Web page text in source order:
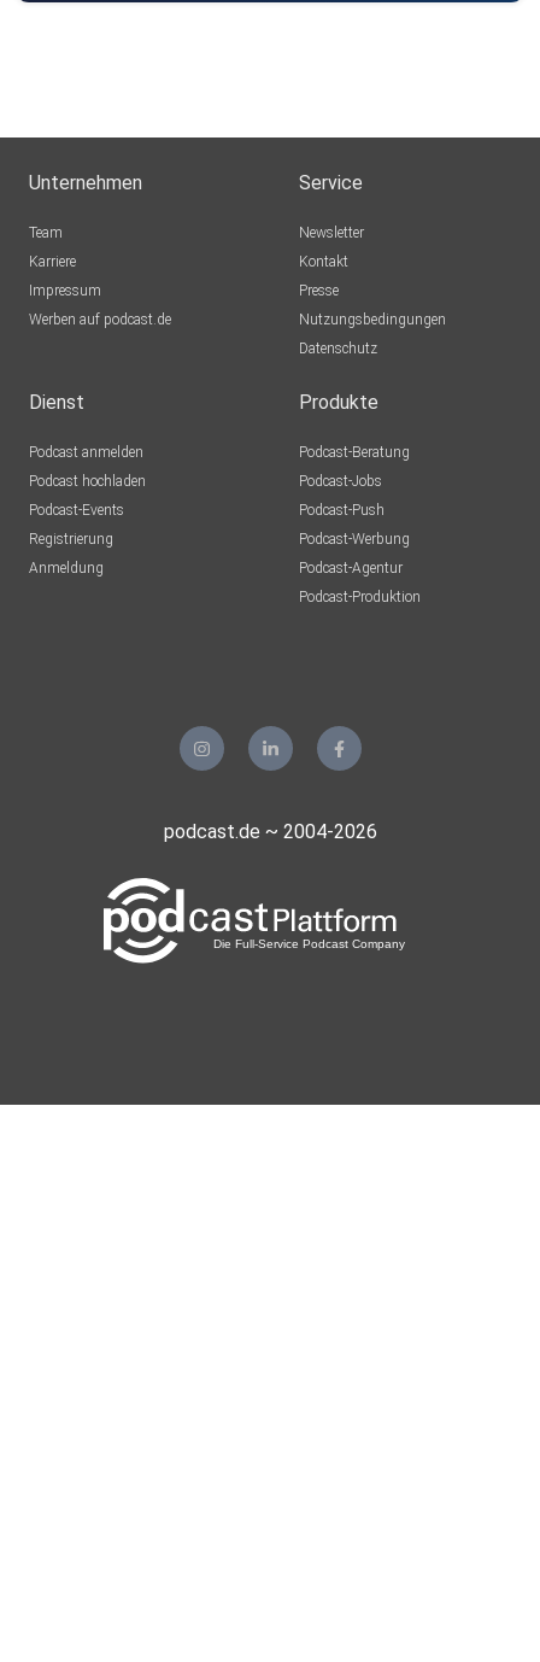
Unternehmen
Team
Karriere
Impressum
Werben auf podcast.de
Service
Newsletter
Kontakt
Presse
Nutzungsbedingungen
Datenschutz
Dienst
Podcast anmelden
Podcast hochladen
Podcast-Events
Registrierung
Anmeldung
Produkte
Podcast-Beratung
Podcast-Jobs
Podcast-Push
Podcast-Werbung
Podcast-Agentur
Podcast-Produktion
podcast.de ~ 2004-2026